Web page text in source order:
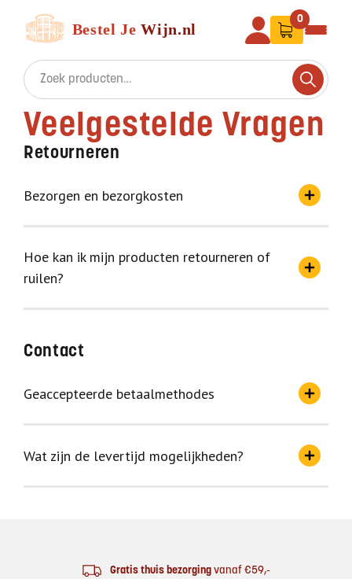
Search for:
Search
0
Veelgestelde Vragen
Retourneren
Bezorgen en bezorgkosten
Hoe kan ik mijn producten retourneren of
ruilen?
Contact
Geaccepteerde betaalmethodes
Wat zijn de levertijd mogelijkheden?
Gratis thuis bezorgingvanaf €59,-